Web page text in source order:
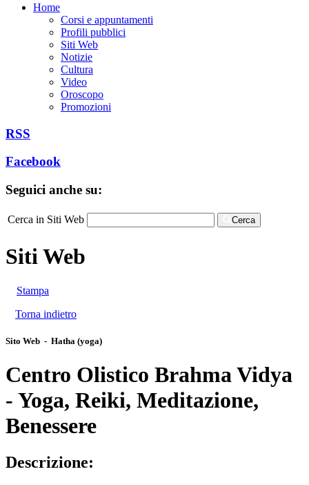
Home
Corsi e appuntamenti
Profili pubblici
Siti Web
Notizie
Cultura
Video
Oroscopo
Promozioni
RSS
Facebook
Seguici anche su:
Cerca in Siti Web Cerca
Siti Web
Stampa
Torna indietro
Sito Web - Hatha (yoga)
Centro Olistico Brahma Vidya
- Yoga, Reiki, Meditazione,
Benessere
Descrizione: